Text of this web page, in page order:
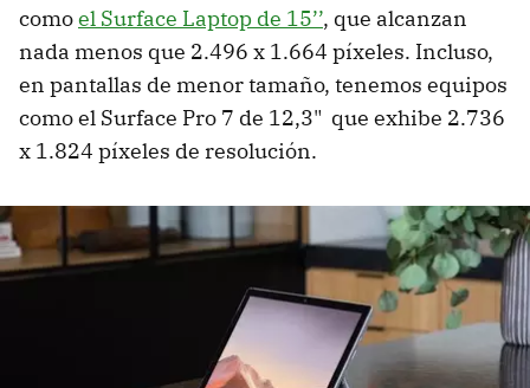
comoel Surface Laptop de 15’’, que alcanzan
nada menos que 2.496 x 1.664 píxeles. Incluso,
en pantallas de menor tamaño, tenemos equipos
como el Surface Pro 7 de 12,3" que exhibe 2.736
x 1.824 píxeles de resolución.